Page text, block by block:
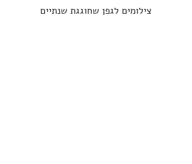
צילומים לגפן שחוגגת שנתיים